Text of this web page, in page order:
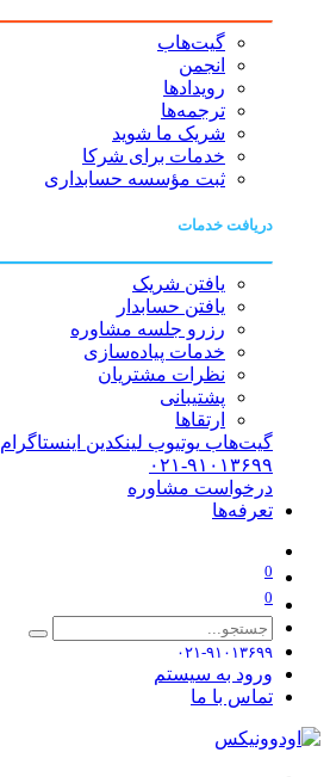
گیت‌هاب
انجمن
رویدادها
ترجمه‌ها
شریک ما شوید
خدمات برای شرکا
ثبت مؤسسه حسابداری
دریافت خدمات
یافتن شریک
یافتن حسابدار
رزرو جلسه مشاوره
خدمات پیاده‌سازی
نظرات مشتریان
پشتیبانی
ارتقاها
گیت‌هاب یوتیوب لینکدین اینستاگرام
۰۲۱-۹۱۰۱۳۶۹۹
درخواست مشاوره
تعرفه‌ها
0
0
۰۲۱-۹۱۰۱۳۶۹۹
ورود به سیستم
تماس با ما